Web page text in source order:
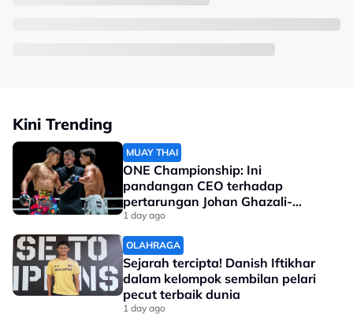
Kini Trending
MUAY THAI
ONE Championship: Ini
pandangan CEO terhadap
pertarungan Johan Ghazali-
Ramadan Ondash
1 day ago
OLAHRAGA
Sejarah tercipta! Danish Iftikhar
dalam kelompok sembilan pelari
pecut terbaik dunia
1 day ago